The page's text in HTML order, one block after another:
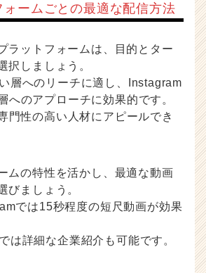
ームごとの最適な配信方法
ラットフォームは、目的とター
択しましょう。
層へのリーチに適し、Instagram
へのアプローチに効果的です。
門性の高い人材にアピールでき
ムの特性を活かし、最適な動画
びましょう。
では15秒程度の短尺動画が効果
は詳細な企業紹介も可能です。